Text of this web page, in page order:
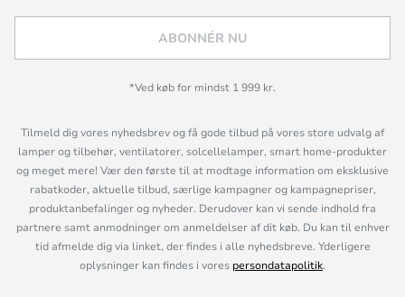
ABONNÉR NU
*Ved køb for mindst 1 999 kr.
Tilmeld dig vores nyhedsbrev og få gode tilbud på vores store udvalg af
lamper og tilbehør, ventilatorer, solcellelamper, smart home-produkter
og meget mere! Vær den første til at modtage information om eksklusive
rabatkoder, aktuelle tilbud, særlige kampagner og kampagnepriser,
produktanbefalinger og nyheder. Derudover kan vi sende indhold fra
partnere samt anmodninger om anmeldelser af dit køb. Du kan til enhver
tid afmelde dig via linket, der findes i alle nyhedsbreve. Yderligere
oplysninger kan findes i vores persondatapolitik.